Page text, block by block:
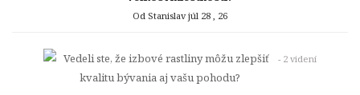
Od Stanislavjúl 28 , 26
- 2 videní